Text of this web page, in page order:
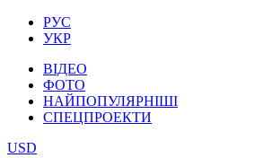
РУС
УКР
ВІДЕО
ФОТО
НАЙПОПУЛЯРНІШІ
СПЕЦПРОЕКТИ
USD